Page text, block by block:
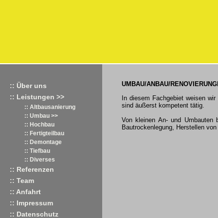
:: Über uns
:: Leistungen >>
:: Altbausanierung
:: Umbau >>
:: Hochbau
:: Fertigteilbau
:: Demontage
:: Tiefbau
:: Diverses
:: Referenzen
:: Team
:: Anfahrt
:: Impressum
:: Datenschutz
UMBAU/ANBAU/
In diesem Fachgebiet weisen
sind äußerst kompetent tätig.
Von kleinen An- und Umbauten
Bautrockenlegung, Herstellen